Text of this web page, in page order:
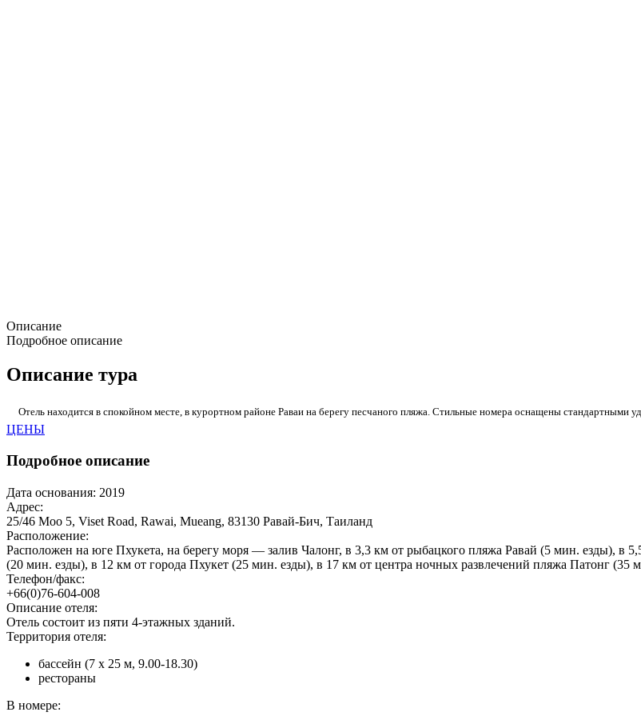
Описание
Подробное описание
Описание тура
Отель находится в спокойном месте, в курортном районе Раваи на берегу песчаного пляжа. Стильные номера оснащены стандартными
ЦЕНЫ
Подробное описание
Дата основания: 2019
Адрес:
25/46 Moo 5, Viset Road, Rawai, Mueang, 83130 Равай-Бич, Таиланд
Расположение:
Расположен на юге Пхукета, на берегу моря — залив Чалонг, в 3,3 км от рыбацкого пляжа Равай (5 мин. езды),
(20 мин. езды), в 12 км от города Пхукет (25 мин. езды), в 17 км от центра ночных развлечений пляжа Патонг (35
Телефон/факс:
+66(0)76-604-008
Описание отеля:
Отель состоит из пяти 4-этажных зданий.
Территория отеля:
бассейн (7 x 25 м, 9.00-18.30)
рестораны
В номере: